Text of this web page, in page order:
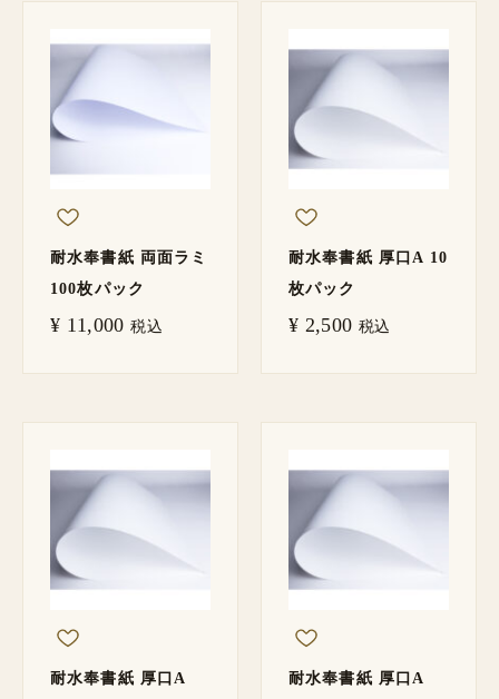
耐水奉書紙 両面ラミ
100枚パック
¥ 11,000 税込
耐水奉書紙 厚口A 10
枚パック
¥ 2,500 税込
耐水奉書紙 厚口A
耐水奉書紙 厚口A